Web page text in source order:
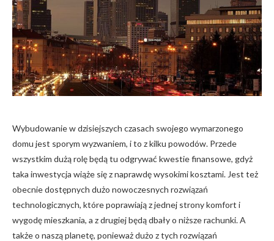
Wybudowanie w dzisiejszych czasach swojego wymarzonego
domu jest sporym wyzwaniem, i to z kilku powodów. Przede
wszystkim dużą rolę będą tu odgrywać kwestie finansowe, gdyż
taka inwestycja wiąże się z naprawdę wysokimi kosztami. Jest też
obecnie dostępnych dużo nowoczesnych rozwiązań
technologicznych, które poprawiają z jednej strony komfort i
wygodę mieszkania, a z drugiej będą dbały o niższe rachunki. A
także o naszą planetę, ponieważ dużo z tych rozwiązań